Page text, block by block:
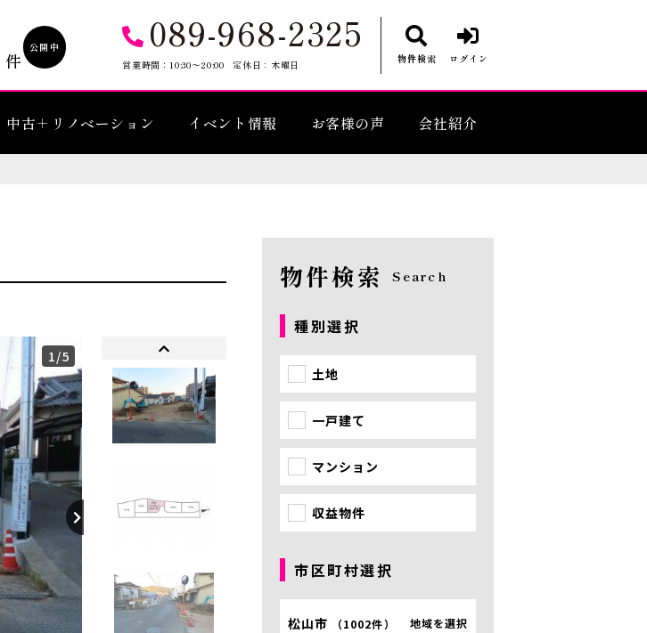
件
公開中 089-968-2325
営業時間：10:30〜20:00 定休日：木曜日 物件検索 ログイン
中古＋リノベーション イベント情報 お客様の声 会社紹介
1/5
物件検索 Search
種別選択
土地
一戸建て
マンション
収益物件
市区町村選択
松山市 （1002件） 地域を選択